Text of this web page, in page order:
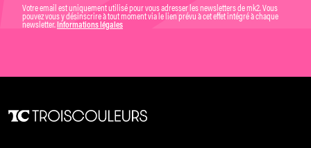
Votre email est uniquement utilisé pour vous adresser les newsletters de mk2. Vous
pouvez vous y désinscrire à tout moment via le lien prévu à cet effet intégré à chaque
newsletter. Informations légales